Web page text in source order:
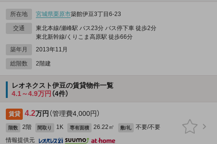
所在地 宮城県栗原市築館伊豆3丁目6-23
交通
東北本線/瀬峰駅 バス23分 バス停下車 徒歩2分
東北新幹線/くりこま高原駅 徒歩66分
築年月
2013年11月
総階数 2階建
レオネクスト伊豆の賃貸物件一覧
4.1～4.9万円 （4件）
賃貸 4.2万円 （管理費4,000円）
階数 2階 間取り 1K 専有面積 26.22㎡ 敷/礼
不要/不要
情報提供元